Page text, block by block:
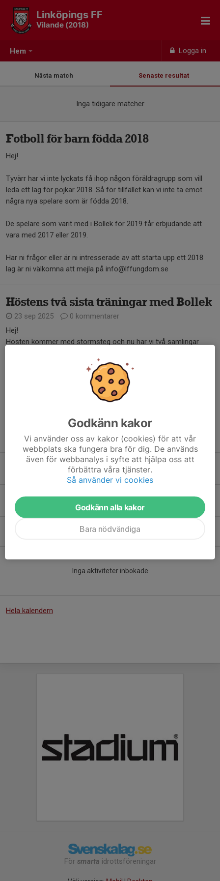
Hem Logga in
Linköpings FF
Vilande (2018)
Nästa match Senaste resultat
Inga tidigare matcher
Fotboll för barn födda 2018
Hej!
Tyvärr har vi inte lyckats få ihop någon föräldragrupp som vill
leda ett lag för pojkar 2018. Så för tillfället kan vi inte ta emot
några nya spelare som är födda 2018.
De spelare som varit med i Bollek för 2019 får erbjudande att
vara med 2017 eller 2019.
Har ni frågor eller är ni intresserade av att starta upp ett 2018
lag är ni välkomna att mejla på info@lffungdom.se
Höstens två sista träningar med Bollek
23 sep 2025
0 kommentarer
Hej!
Hösten kommer med stormsteg och nu har vi två samlingar
Nu på onsdag kommer jag Patrik vara med och under eller efter
träningen kommer jag ha ett informationsmöte med er föräldrar
om fortsättningen för barnen i...
Fler nyheter
Träning men P2017
27 aug 2025 0
Sommaravslutning på bolleken
0
Inga aktiviteter inbokade
Hela kalendern
För smarta idrottsföreningar
Godkänn kakor
Vi använder oss av kakor (cookies) för att vår
webbplats ska fungera bra för dig. De används
även för webbanalys i syfte att hjälpa oss att
förbättra våra tjänster.
Så använder vi cookies
Godkänn alla kakor
Bara nödvändiga